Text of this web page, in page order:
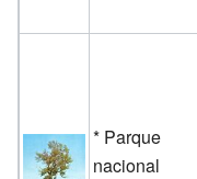
* Parque
nacional